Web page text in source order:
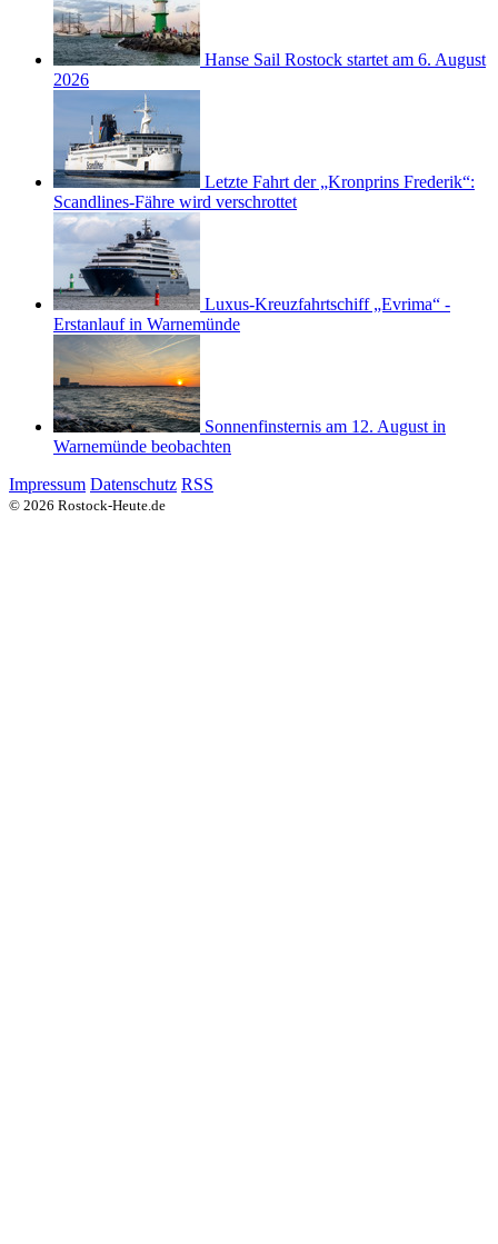
Hanse Sail Rostock startet am 6. August
2026
Letzte Fahrt der „Kronprins Frederik“:
Scandlines-Fähre wird verschrottet
Luxus-Kreuzfahrtschiff „Evrima“ -
Erstanlauf in Warnemünde
Sonnenfinsternis am 12. August in
Warnemünde beobachten
Impressum Datenschutz RSS
© 2026 Rostock-Heute.de